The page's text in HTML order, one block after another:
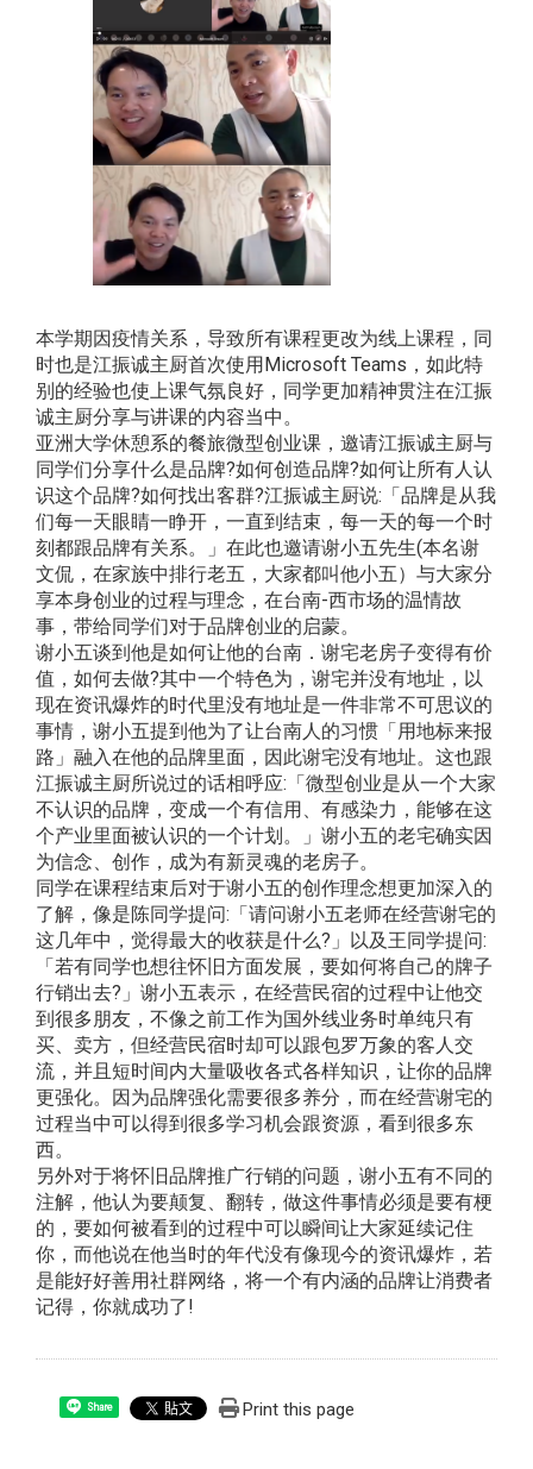
本学期因疫情关系，导致所有课程更改为线上课程，同
时也是江振诚主厨首次使用Microsoft Teams，如此特
别的经验也使上课气氛良好，同学更加精神贯注在江振
诚主厨分享与讲课的内容当中。
亚洲大学休憩系的餐旅微型创业课，邀请江振诚主厨与
同学们分享什么是品牌?如何创造品牌?如何让所有人认
识这个品牌?如何找出客群?江振诚主厨说:「品牌是从我
们每一天眼睛一睁开，一直到结束，每一天的每一个时
刻都跟品牌有关系。」在此也邀请谢小五先生(本名谢
文侃，在家族中排行老五，大家都叫他小五）与大家分
享本身创业的过程与理念，在台南-西市场的温情故
事，带给同学们对于品牌创业的启蒙。
谢小五谈到他是如何让他的台南．谢宅老房子变得有价
值，如何去做?其中一个特色为，谢宅并没有地址，以
现在资讯爆炸的时代里没有地址是一件非常不可思议的
事情，谢小五提到他为了让台南人的习惯「用地标来报
路」融入在他的品牌里面，因此谢宅没有地址。这也跟
江振诚主厨所说过的话相呼应:「微型创业是从一个大家
不认识的品牌，变成一个有信用、有感染力，能够在这
个产业里面被认识的一个计划。」谢小五的老宅确实因
为信念、创作，成为有新灵魂的老房子。
同学在课程结束后对于谢小五的创作理念想更加深入的
了解，像是陈同学提问:「请问谢小五老师在经营谢宅的
这几年中，觉得最大的收获是什么?」以及王同学提问:
「若有同学也想往怀旧方面发展，要如何将自己的牌子
行销出去?」谢小五表示，在经营民宿的过程中让他交
到很多朋友，不像之前工作为国外线业务时单纯只有
买、卖方，但经营民宿时却可以跟包罗万象的客人交
流，并且短时间内大量吸收各式各样知识，让你的品牌
更强化。因为品牌强化需要很多养分，而在经营谢宅的
过程当中可以得到很多学习机会跟资源，看到很多东
西。
另外对于将怀旧品牌推广行销的问题，谢小五有不同的
注解，他认为要颠复、翻转，做这件事情必须是要有梗
的，要如何被看到的过程中可以瞬间让大家延续记住
你，而他说在他当时的年代没有像现今的资讯爆炸，若
是能好好善用社群网络，将一个有内涵的品牌让消费者
记得，你就成功了!
Share Print this page